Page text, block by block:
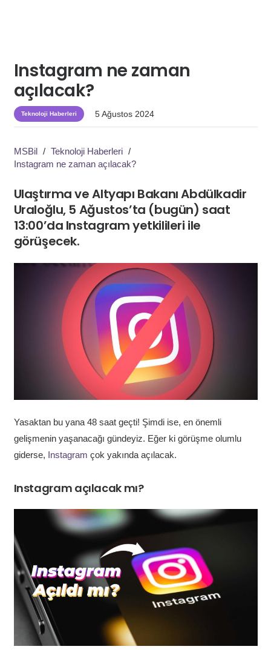
Instagram ne zaman
açılacak?
Teknoloji Haberleri 5 Ağustos 2024
MSBil / Teknoloji Haberleri /
Instagram ne zaman açılacak?
Ulaştırma ve Altyapı Bakanı Abdülkadir
Uraloğlu, 5 Ağustos’ta (bugün) saat
13:00’da Instagram yetkilileri ile
görüşecek.
Yasaktan bu yana 48 saat geçti! Şimdi ise, en önemli
gelişmenin yaşanacağı gündeyiz. Eğer ki görüşme olumlu
giderse, Instagram çok yakında açılacak.
Instagram açılacak mı?